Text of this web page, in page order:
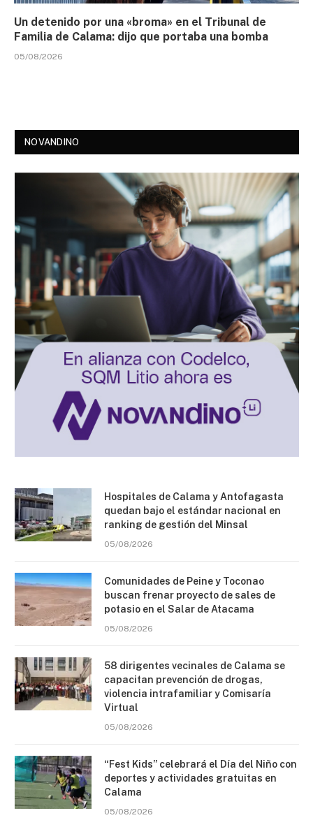
Un detenido por una «broma» en el Tribunal de
Familia de Calama: dijo que portaba una bomba
05/08/2026
NOVANDINO
Hospitales de Calama y Antofagasta
quedan bajo el estándar nacional en
ranking de gestión del Minsal
05/08/2026
Comunidades de Peine y Toconao
buscan frenar proyecto de sales de
potasio en el Salar de Atacama
05/08/2026
58 dirigentes vecinales de Calama se
capacitan prevención de drogas,
violencia intrafamiliar y Comisaría
Virtual
05/08/2026
“Fest Kids” celebrará el Día del Niño con
deportes y actividades gratuitas en
Calama
05/08/2026